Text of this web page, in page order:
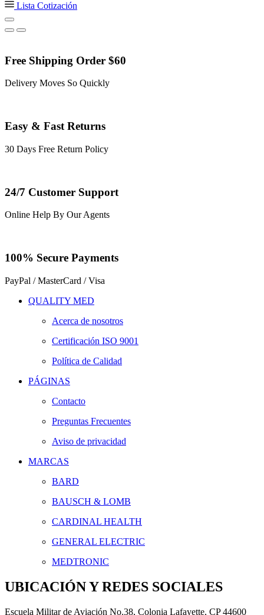
Lista Cotización
Free Shipping Order $60
Delivery Moves So Quickly
Easy & Fast Returns
30 Days Free Return Policy
24/7 Customer Support
Online Help By Our Agents
100% Secure Payments
PayPal / MasterCard / Visa
QUALITY MED
Acerca de nosotros
Certificación ISO 9001
Política de Calidad
PÁGINAS
Contacto
Preguntas Frecuentes
Aviso de privacidad
MARCAS
BARD
BAUSCH & LOMB
CARDINAL HEALTH
GENERAL ELECTRIC
MEDTRONIC
UBICACIÓN Y REDES SOCIALES
Escuela Militar de Aviación No.38, Colonia Lafayette, CP 44600